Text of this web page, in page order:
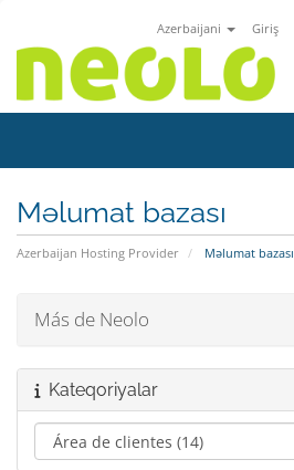
Azerbaijani Giriş
Məlumat bazası
Azerbaijan Hosting Provider Məlumat bazası
Más de Neolo
Kateqoriyalar